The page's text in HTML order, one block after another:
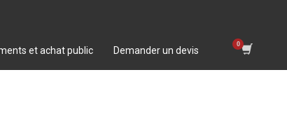
et achat public Demander un devis